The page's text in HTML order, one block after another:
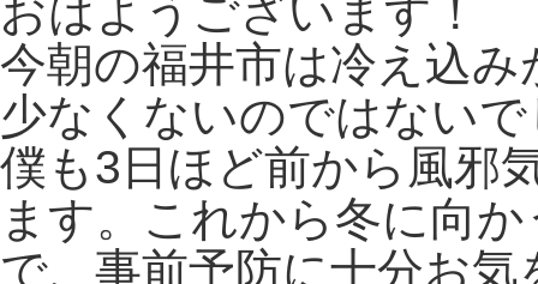
おはようございます！
今朝の福井市は冷え込
少なくないのではない
僕も3日ほど前から風邪
ます。これから冬に向
で、事前予防に十分お